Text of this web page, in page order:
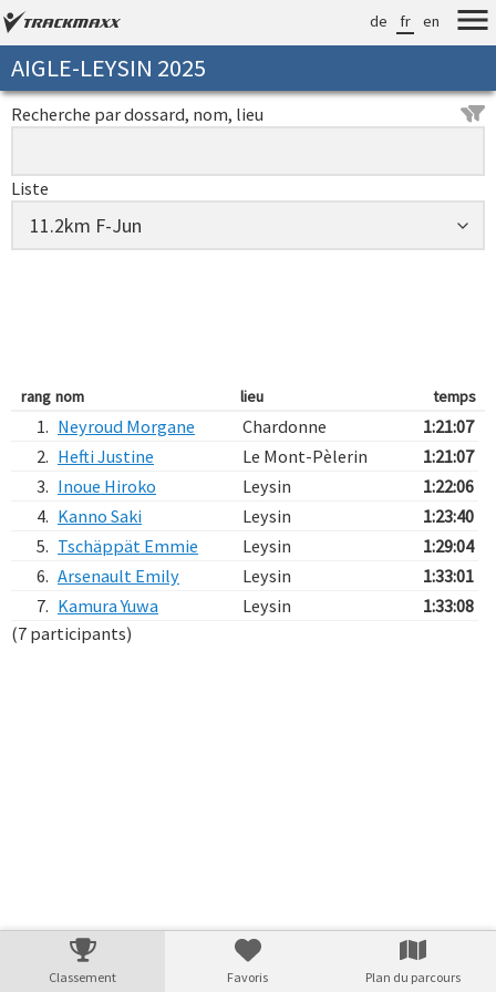
de fr en
AIGLE-LEYSIN 2025
Recherche par dossard, nom, lieu
Liste
rang nom lieu temps
1. Neyroud Morgane Chardonne
1:21:07
2. Hefti Justine Le Mont-Pèlerin
1:21:07
3. Inoue Hiroko Leysin
1:22:06
4. Kanno Saki Leysin
1:23:40
5. Tschäppät Emmie Leysin
1:29:04
6. Arsenault Emily Leysin
1:33:01
7. Kamura Yuwa Leysin
1:33:08
(7 participants)
Classement Favoris Plan du parcours